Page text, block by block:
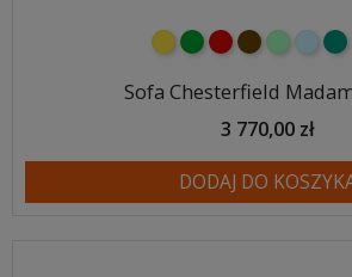
żółtyzielonyczerwony
czekoladowy
miętowy
Sofa Chesterfield
3 770,00 zł
DODAJ DO